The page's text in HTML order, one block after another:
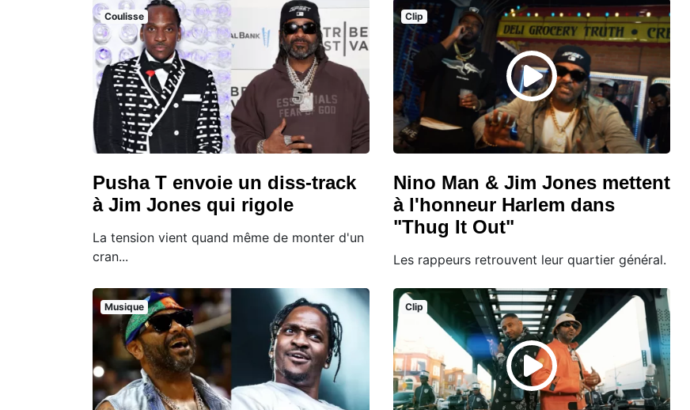
Coulisse
Pusha T envoie un diss-track
à Jim Jones qui rigole
La tension vient quand même de monter d'un
cran...
Clip
Nino Man & Jim Jones mettent
à l'honneur Harlem dans
"Thug It Out"
Les rappeurs retrouvent leur quartier général.
Musique Clip